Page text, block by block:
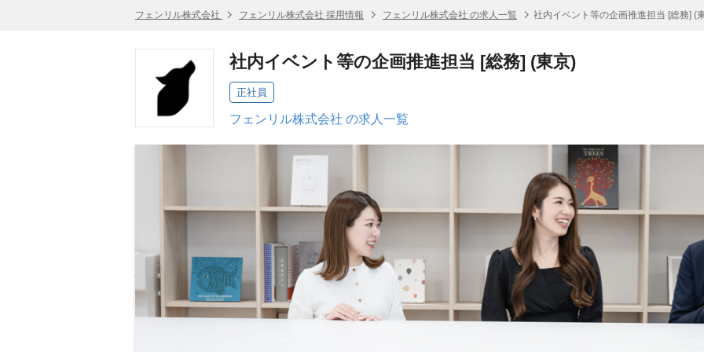
フェンリル株式会社 フェンリル株式会社 採用情報 フェンリル株式会社 の求人一覧 社内イベント等の企画推進担当 [総務] (
社内イベント等の企画推進担当 [総務] (東京)
正社員
フェンリル株式会社 の求人一覧